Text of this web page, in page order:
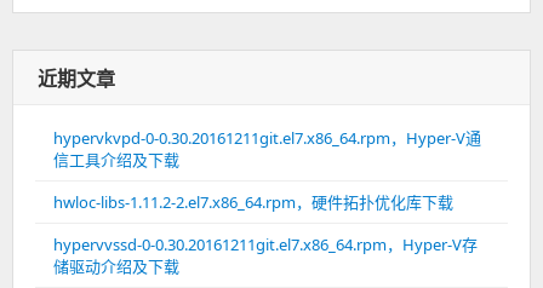
近期文章
hypervkvpd-0-0.30.20161211git.el7.x86_64.rpm，Hyper-V通
信工具介绍及下载
hwloc-libs-1.11.2-2.el7.x86_64.rpm，硬件拓扑优化库下载
hypervvssd-0-0.30.20161211git.el7.x86_64.rpm，Hyper-V存
储驱动介绍及下载